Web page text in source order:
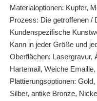
Materialoptionen: Kupfer,
Prozess: Die getroffenen /
Kundenspezifische
Kann in jeder Größe und
Oberflächen: Lasergravur,
Hartemail, Weiche
Plattierungsoptionen:
Silber, antike Bronze,